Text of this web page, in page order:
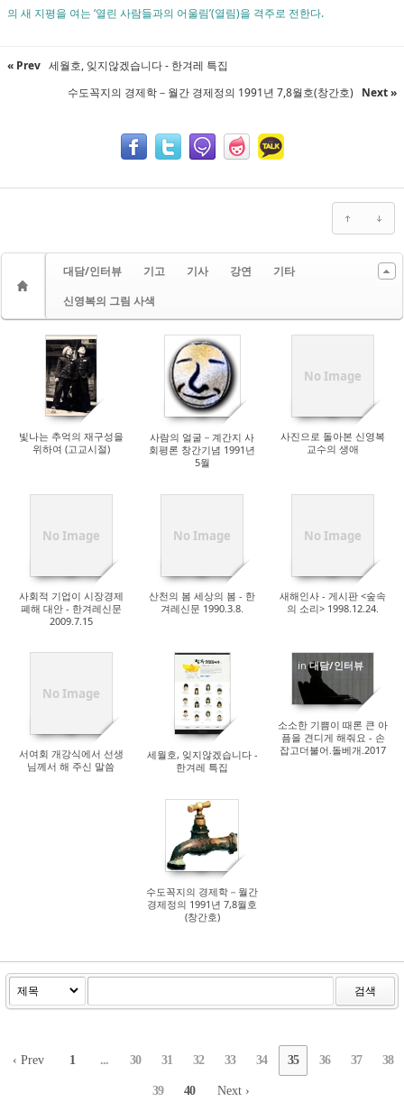
의 새 지평을 여는 ‘열린 사람들과의 어울림’(열림)을 격주로 전한다.
« Prev 세월호, 잊지않겠습니다 - 한겨레 특집
수도꼭지의 경제학－월간 경제정의 1991년 7,8월호(창간호)
Next »
대담/인터뷰 기고 기사 강연
기타
신영복의 그림 사색
빛나는 추억의 재구성을
위하여 (고교시절)
사람의 얼굴－계간지 사
회평론 창간기념 1991년
5월
No Image
사진으로 돌아본 신영복
교수의 생애
No Image
사회적 기업이 시장경제
폐해 대안 - 한겨레신문
2009.7.15
No Image
산천의 봄 세상의 봄 - 한
겨레신문 1990.3.8.
No Image
새해인사 - 게시판 <숲속
의 소리> 1998.12.24.
No Image
서여회 개강식에서 선생
님께서 해 주신 말씀
세월호, 잊지않겠습니다 -
한겨레 특집
in대담/인터뷰
소소한 기쁨이 때론 큰 아
픔을 견디게 해줘요 - 손
잡고더불어.돌베개.2017
수도꼭지의 경제학－월간
경제정의 1991년 7,8월호
(창간호)
검색
‹ Prev 1 ... 30 31 32 33 34 35 36 37 38
39 40 Next ›